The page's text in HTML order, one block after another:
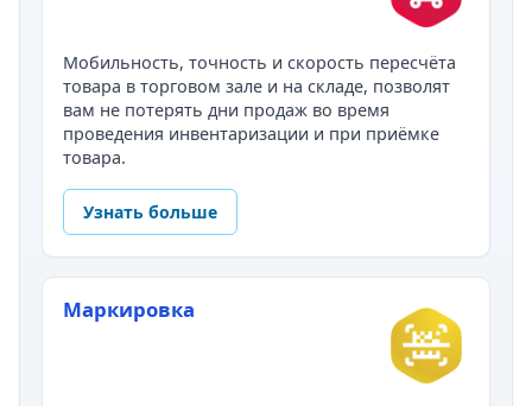
Мобильность, точность и скорость пересчёта
товара в торговом зале и на складе, позволят
вам не потерять дни продаж во время
проведения инвентаризации и при приёмке
товара.
Узнать больше
Маркировка